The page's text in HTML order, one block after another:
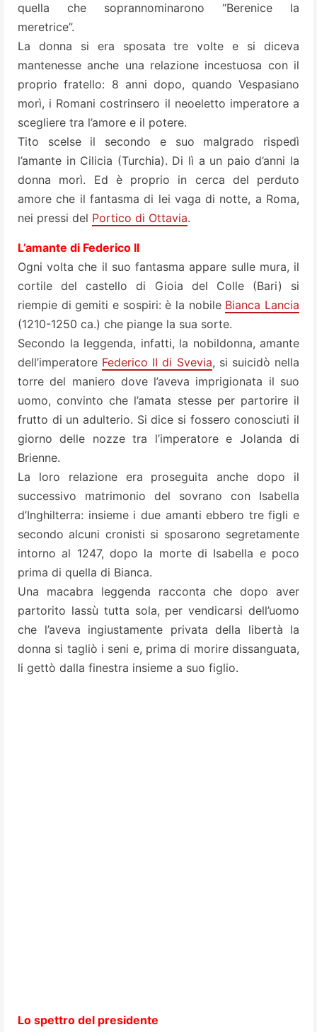
quella che soprannominarono “Berenice la
meretrice”.
La donna si era sposata tre volte e si diceva
mantenesse anche una relazione incestuosa con il
proprio fratello: 8 anni dopo, quando Vespasiano
morì, i Romani costrinsero il neoeletto imperatore a
scegliere tra l’amore e il potere.
Tito scelse il secondo e suo malgrado rispedì
l’amante in Cilicia (Turchia). Di lì a un paio d’anni la
donna morì. Ed è proprio in cerca del perduto
amore che il fantasma di lei vaga di notte, a Roma,
nei pressi del Portico di Ottavia.
L’amante di Federico II
Ogni volta che il suo fantasma appare sulle mura, il
cortile del castello di Gioia del Colle (Bari) si
riempie di gemiti e sospiri: è la nobile Bianca Lancia
(1210-1250 ca.) che piange la sua sorte.
Secondo la leggenda, infatti, la nobildonna, amante
dell’imperatore Federico II di Svevia, si suicidò nella
torre del maniero dove l’aveva imprigionata il suo
uomo, convinto che l’amata stesse per partorire il
frutto di un adulterio. Si dice si fossero conosciuti il
giorno delle nozze tra l’imperatore e Jolanda di
Brienne.
La loro relazione era proseguita anche dopo il
successivo matrimonio del sovrano con Isabella
d’Inghilterra: insieme i due amanti ebbero tre figli e
secondo alcuni cronisti si sposarono segretamente
intorno al 1247, dopo la morte di Isabella e poco
prima di quella di Bianca.
Una macabra leggenda racconta che dopo aver
partorito lassù tutta sola, per vendicarsi dell’uomo
che l’aveva ingiustamente privata della libertà la
donna si tagliò i seni e, prima di morire dissanguata,
li gettò dalla finestra insieme a suo figlio.
Lo spettro del presidente